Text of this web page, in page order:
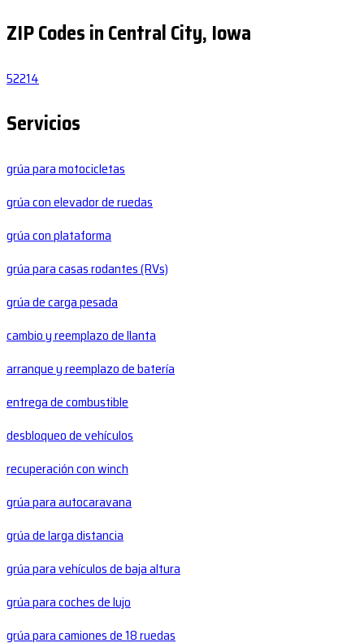
ZIP Codes in Central City, Iowa
52214
Servicios
grúa para motocicletas
grúa con elevador de ruedas
grúa con plataforma
grúa para casas rodantes (RVs)
grúa de carga pesada
cambio y reemplazo de llanta
arranque y reemplazo de batería
entrega de combustible
desbloqueo de vehículos
recuperación con winch
grúa para autocaravana
grúa de larga distancia
grúa para vehículos de baja altura
grúa para coches de lujo
grúa para camiones de 18 ruedas